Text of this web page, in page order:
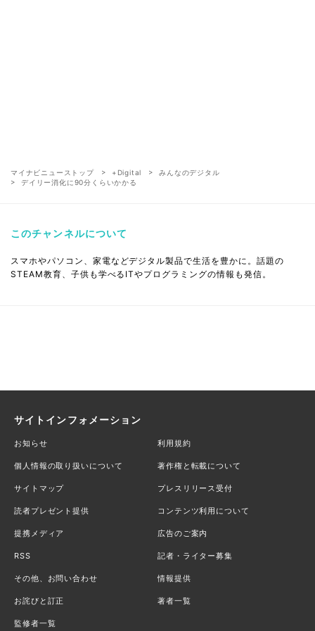
マイナビニューストップ +Digital
みんなのデジタル
デイリー消化に90分くらいかかる
このチャンネルについて
スマホやパソコン、家電などデジタル製品で生活を豊かに。話題の
STEAM教育、子供も学べるITやプログラミングの情報も発信。
サイトインフォメーション
お知らせ 利用規約
個人情報の取り扱いについて 著作権と転載について
サイトマップ プレスリリース受付
読者プレゼント提供 コンテンツ利用について
提携メディア 広告のご案内
RSS 記者・ライター募集
その他、お問い合わせ 情報提供
お詫びと訂正 著者一覧
監修者一覧